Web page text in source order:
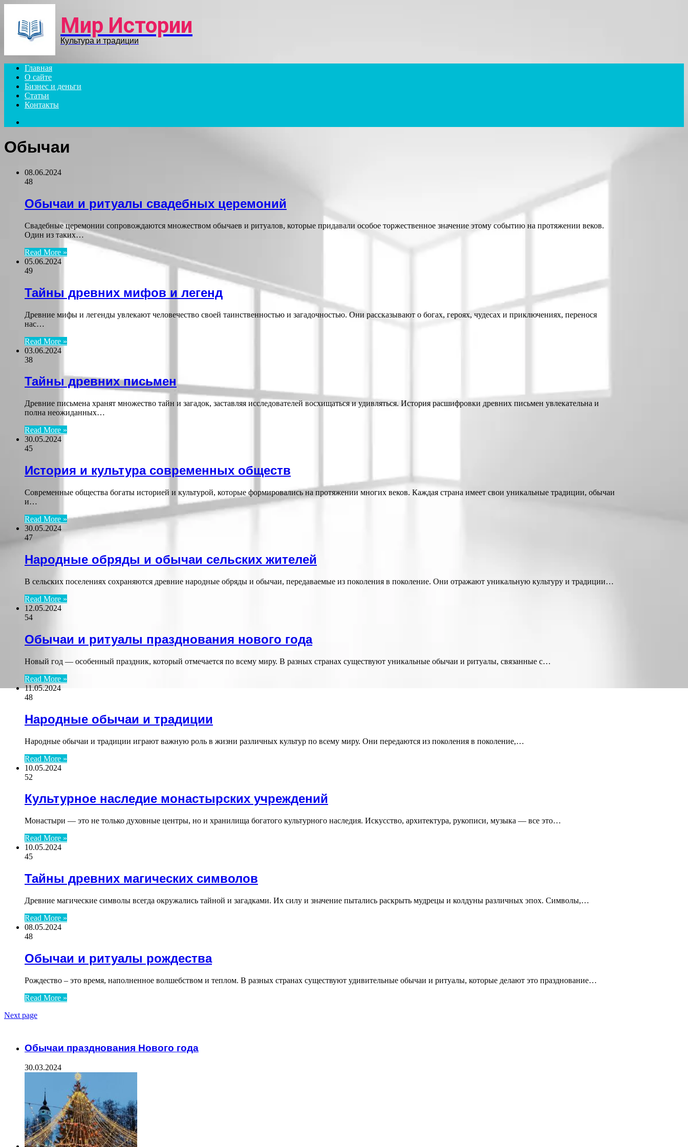
Мир Истории
Культура и традиции
Главная
О сайте
Бизнес и деньги
Статьи
Контакты
Обычаи
08.06.2024
48
Обычаи и ритуалы свадебных церемоний
Свадебные церемонии сопровождаются множеством обычаев и ритуалов, которые придавали особое торжественное значение этому событию на протяжении веков.
Один из таких…
Read More »
05.06.2024
49
Тайны древних мифов и легенд
Древние мифы и легенды увлекают человечество своей таинственностью и загадочностью. Они рассказывают о богах, героях, чудесах и приключениях, перенося
нас…
Read More »
03.06.2024
38
Тайны древних письмен
Древние письмена хранят множество тайн и загадок, заставляя исследователей восхищаться и удивляться. История расшифровки древних письмен увлекательна и
полна неожиданных…
Read More »
30.05.2024
45
История и культура современных обществ
Современные общества богаты историей и культурой, которые формировались на протяжении многих веков. Каждая страна имеет свои уникальные традиции, обычаи
и…
Read More »
30.05.2024
47
Народные обряды и обычаи сельских жителей
В сельских поселениях сохраняются древние народные обряды и обычаи, передаваемые из поколения в поколение. Они отражают уникальную культуру и традиции…
Read More »
12.05.2024
54
Обычаи и ритуалы празднования нового года
Новый год — особенный праздник, который отмечается по всему миру. В разных странах существуют уникальные обычаи и ритуалы, связанные с…
Read More »
11.05.2024
48
Народные обычаи и традиции
Народные обычаи и традиции играют важную роль в жизни различных культур по всему миру. Они передаются из поколения в поколение,…
Read More »
10.05.2024
52
Культурное наследие монастырских учреждений
Монастыри — это не только духовные центры, но и хранилища богатого культурного наследия. Искусство, архитектура, рукописи, музыка — все это…
Read More »
10.05.2024
45
Тайны древних магических символов
Древние магические символы всегда окружались тайной и загадками. Их силу и значение пытались раскрыть мудрецы и колдуны различных эпох. Символы,…
Read More »
08.05.2024
48
Обычаи и ритуалы рождества
Рождество – это время, наполненное волшебством и теплом. В разных странах существуют удивительные обычаи и ритуалы, которые делают это празднование…
Read More »
Next page
Обычаи празднования Нового года
30.03.2024